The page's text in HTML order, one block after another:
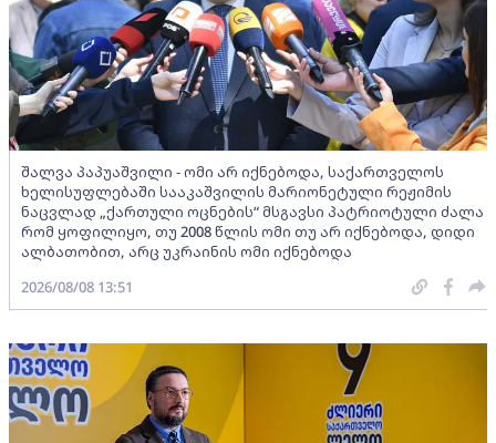
შალვა პაპუაშვილი - ომი არ იქნებოდა, საქართველოს
ხელისუფლებაში სააკაშვილის მარიონეტული რეჟიმის
ნაცვლად „ქართული ოცნების“ მსგავსი პატრიოტული ძალა
რომ ყოფილიყო, თუ 2008 წლის ომი თუ არ იქნებოდა, დიდი
ალბათობით, არც უკრაინის ომი იქნებოდა
2026/08/08 13:51